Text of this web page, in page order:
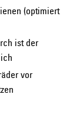
(optimiert
ist der
vor